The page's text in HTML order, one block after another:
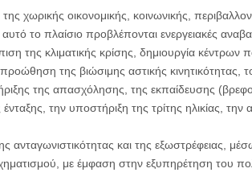
χωρικής οικονομικής, κοινωνικής,
το πλαίσιο προβλέπονται ενεργειακές
της κλιματικής κρίσης, δημιουργία κέντρων
της βιώσιμης αστικής κινητικότητας,
της απασχόλησης, της εκπαίδευσης
ένταξης, την υποστήριξη της τρίτης ηλικίας,
ανταγωνιστικότητας και της εξωστρέφειας,
με έμφαση στην εξυπηρέτηση του